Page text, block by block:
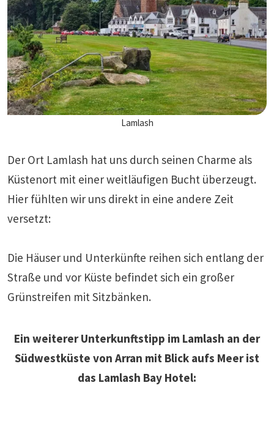
Lamlash
Der Ort Lamlash hat uns durch seinen Charme als
Küstenort mit einer weitläufigen Bucht überzeugt.
Hier fühlten wir uns direkt in eine andere Zeit
versetzt:
Die Häuser und Unterkünfte reihen sich entlang der
Straße und vor Küste befindet sich ein großer
Grünstreifen mit Sitzbänken.
Ein weiterer Unterkunftstipp im Lamlash an der
Südwestküste von Arran mit Blick aufs Meer ist
das Lamlash Bay Hotel: